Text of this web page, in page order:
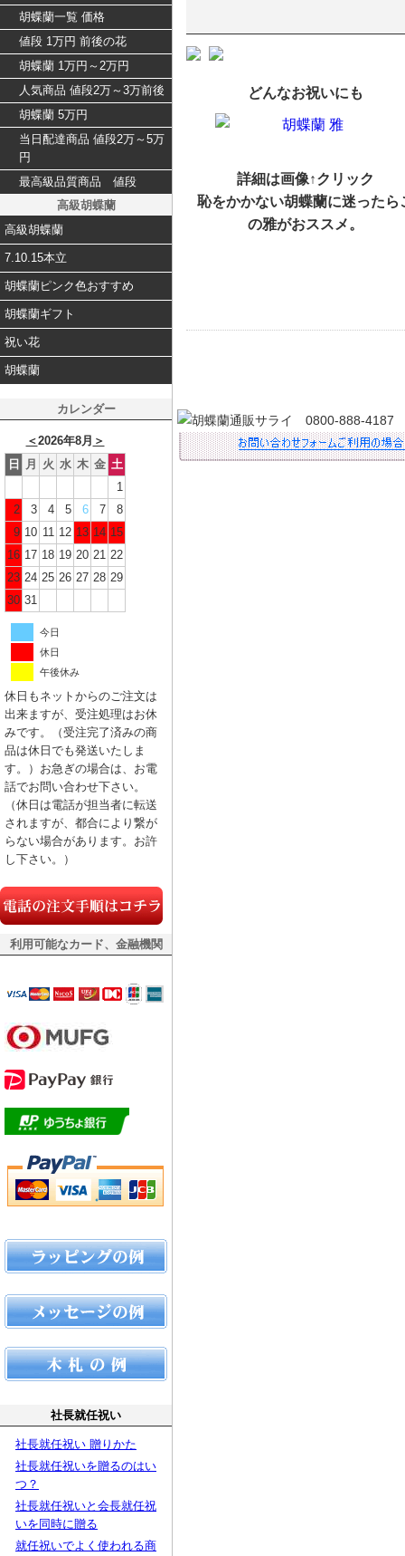
胡蝶蘭一覧 価格
値段 1万円 前後の花
胡蝶蘭 1万円～2万円
人気商品 値段2万～3万前後
胡蝶蘭 5万円
当日配達商品 値段2万～5万
円
最高級品質商品 値段
高級胡蝶蘭
高級胡蝶蘭
7.10.15本立
胡蝶蘭ピンク色おすすめ
胡蝶蘭ギフト
祝い花
胡蝶蘭
カレンダー
＜2026年8月 ＞
日
月 火 水 木 金 土
1
2
3 4 5 6 7
8
9 10 11 12 13 14 15
16 17 18 19 20 21 22
23 24 25 26 27 28 29
30 31
今日
休日
午後休み
休日もネットからのご注文は
出来ますが、受注処理はお休
みです。（受注完了済みの商
品は休日でも発送いたしま
す。）お急ぎの場合は、お電
話でお問い合わせ下さい。
（休日は電話が担当者に転送
されますが、都合により繋が
らない場合があります。お許
し下さい。）
利用可能なカード、金融機関
社長就任祝い
社長就任祝い 贈りかた
社長就任祝いを贈るのはい
つ？
社長就任祝いと会長就任祝
いを同時に贈る
就任祝いでよく使われる商
どんなお祝いにも
詳細は画像↑クリック
恥をかかない胡蝶蘭に迷ったら
の雅がおススメ。